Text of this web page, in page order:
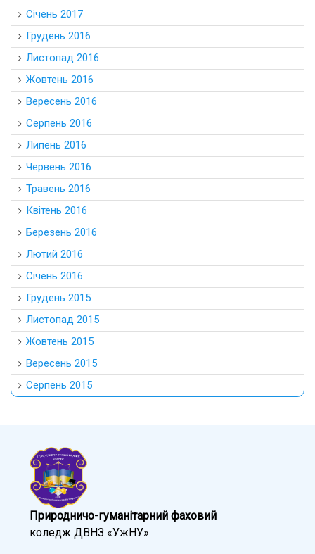
Січень 2017
Грудень 2016
Листопад 2016
Жовтень 2016
Вересень 2016
Серпень 2016
Липень 2016
Червень 2016
Травень 2016
Квітень 2016
Березень 2016
Лютий 2016
Січень 2016
Грудень 2015
Листопад 2015
Жовтень 2015
Вересень 2015
Серпень 2015
Природничо-гуманітарний фаховий
коледж ДВНЗ «УжНУ»